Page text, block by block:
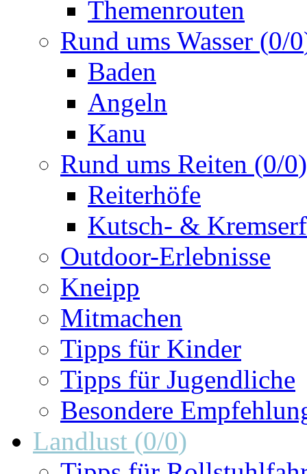
Themenrouten
Rund ums Wasser (0/0
Baden
Angeln
Kanu
Rund ums Reiten (0/0)
Reiterhöfe
Kutsch- &
Outdoor-Erlebnisse
Kneipp
Mitmachen
Tipps für Kinder
Tipps für Jugendliche
Besondere
Landlust (0/0)